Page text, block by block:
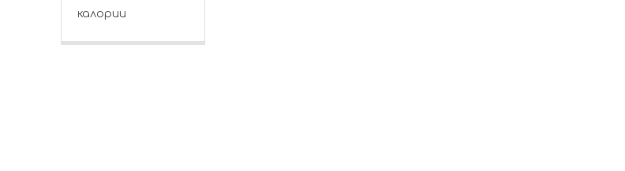
калории